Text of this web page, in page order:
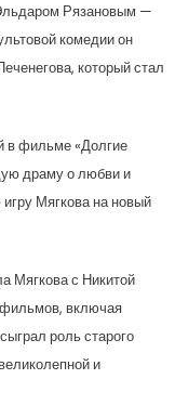
Рязановым —
комедии он
который стал
в фильме «Долгие
драму о любви и
Мягкова на новый
Мягкова с Никитой
включая
роль старого
и